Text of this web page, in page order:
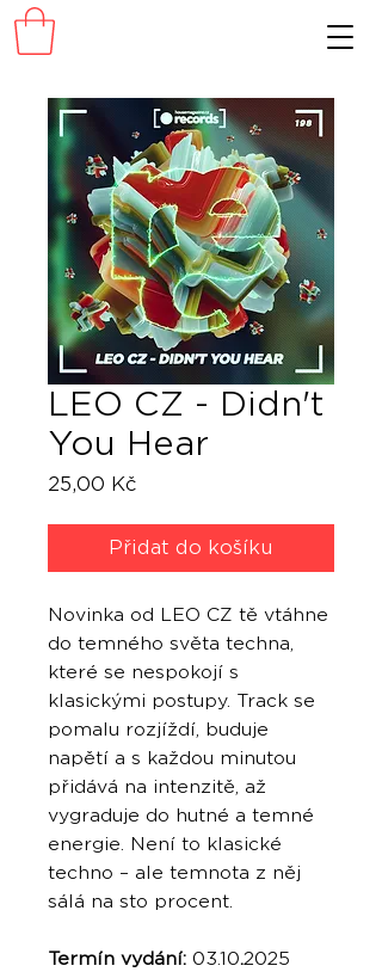
LEO CZ - Didn't
You Hear
25,00 Kč
Přidat do košíku
Novinka od LEO CZ tě vtáhne
do temného světa techna,
které se nespokojí s
klasickými postupy. Track se
pomalu rozjíždí, buduje
napětí a s každou minutou
přidává na intenzitě, až
vygraduje do hutné a temné
energie. Není to klasické
techno – ale temnota z něj
sálá na sto procent.
Termín vydání: 03.10.2025